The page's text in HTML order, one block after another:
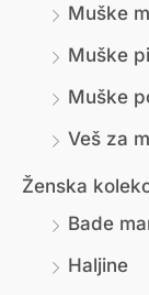
Muške
Muške
Muške
Veš za
Ženska
Bade
Haljine